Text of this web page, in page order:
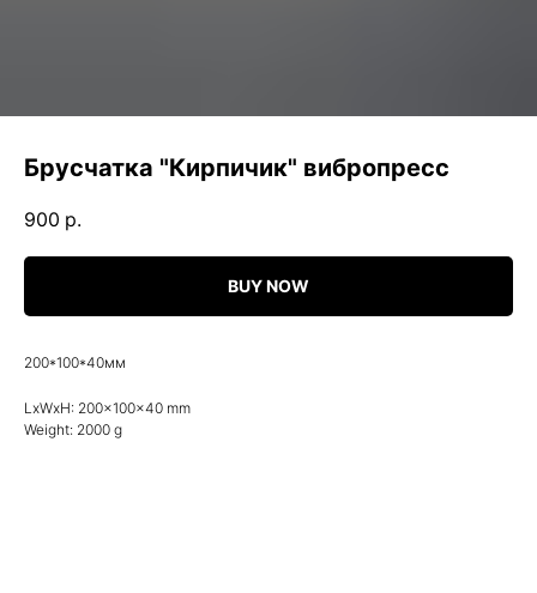
Брусчатка "Кирпичик" вибропресс
900 р.
BUY NOW
200*100*40мм
LxWxH: 200x100x40 mm
Weight: 2000 g